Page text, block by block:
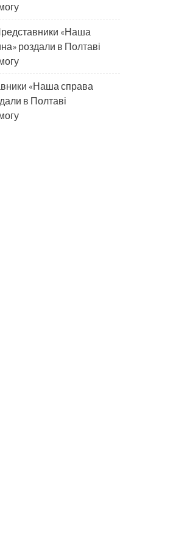
«Наша
роздали в Полтаві
«Наша справа
в Полтаві